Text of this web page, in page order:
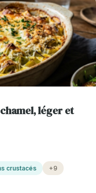
léger et
crustacés +9